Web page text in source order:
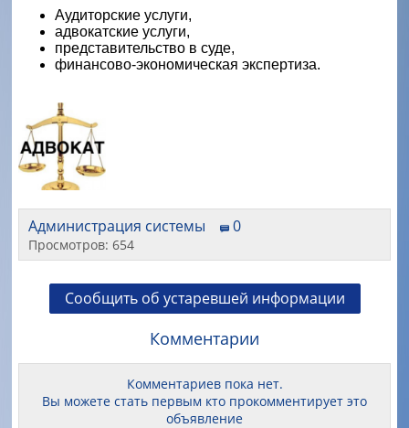
Аудиторские услуги,
адвокатские услуги,
представительство в суде,
финансово-экономическая экспертиза.
Администрация системы 0
Просмотров: 654
Сообщить об устаревшей информации
Комментарии
Комментариев пока нет.
Вы можете стать первым кто прокомментирует это
объявление